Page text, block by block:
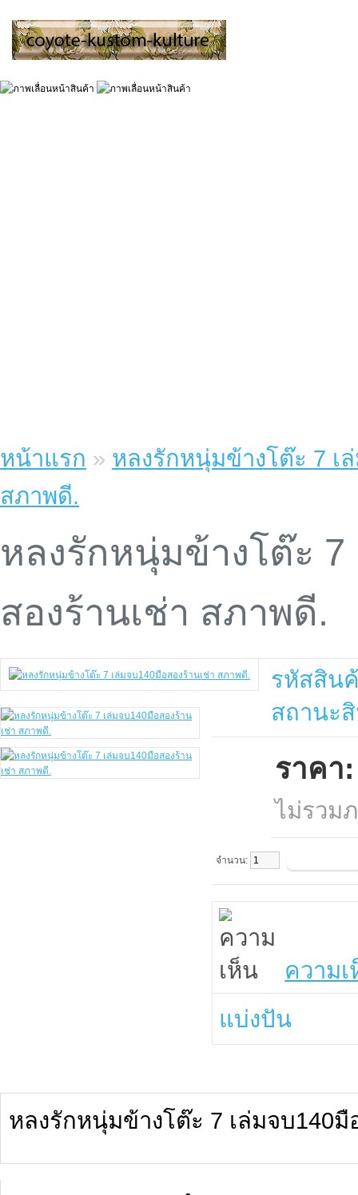
หน้าแรก » หลงรักหนุ่มข้างโต๊ะ 7 เ
สภาพดี.
หลงรักหนุ่มข้างโต๊ะ 7
สองร้านเช่า สภาพดี.
รหัสสิน
สถานะ
ราคา
ไม่รวม
จำนวน:
ความ
แบ่งปัน
หลงรักหนุ่มข้างโต๊ะ 7 เล่มจบ140